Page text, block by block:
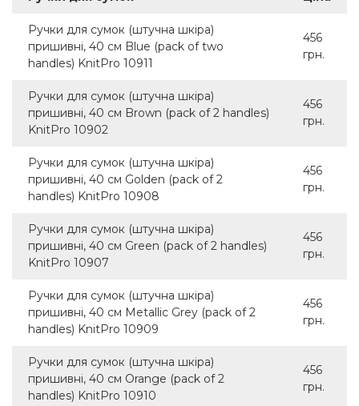
Ручки для сумок (штучна шкіра)
пришивні, 40 см Blue (pack of two
handles) KnitPro 10911
456
грн.
Ручки для сумок (штучна шкіра)
пришивні, 40 см Brown (pack of 2 handles)
KnitPro 10902
456
грн.
Ручки для сумок (штучна шкіра)
пришивні, 40 см Golden (pack of 2
handles) KnitPro 10908
456
грн.
Ручки для сумок (штучна шкіра)
пришивні, 40 см Green (pack of 2 handles)
KnitPro 10907
456
грн.
Ручки для сумок (штучна шкіра)
пришивні, 40 см Metallic Grey (pack of 2
handles) KnitPro 10909
456
грн.
Ручки для сумок (штучна шкіра)
пришивні, 40 см Orange (pack of 2
handles) KnitPro 10910
456
грн.